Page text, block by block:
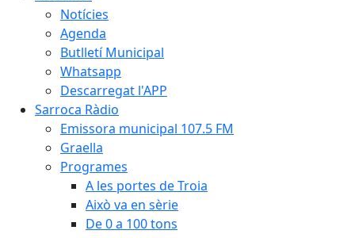
Notícies
Agenda
Butlletí Municipal
Whatsapp
Descarregat l'APP
Sarroca Ràdio
Emissora municipal 107.5 FM
Graella
Programes
A les portes de Troia
Això va en sèrie
De 0 a 100 tons